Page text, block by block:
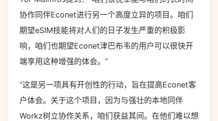
协作同伴Econet进行另一个高度立异的项目。咱们
期望eSIM技能将对人们的日子发生严重的积极影
响，咱们也期望Econet津巴布韦的用户可以很快开
端享用这种增强的体会。”
“这是另一项具有开创性的行动，旨在提高Econet客
户体会。关于这个项目，因为与强壮的本地同伴
Workz树立协作关系，咱们获益其间。在他们难以想